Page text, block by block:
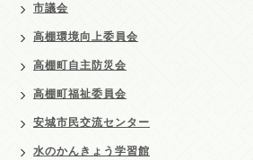
市議会
高棚環境向上委員会
高棚町自主防災会
高棚町福祉委員会
安城市民交流センター
水のかんきょう学習館